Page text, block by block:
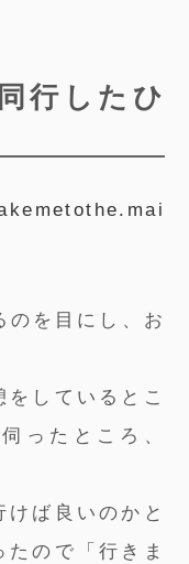
行したひ
のを目にし、お
しているとこ
ったところ、
けば良いのかと
ので「行きま